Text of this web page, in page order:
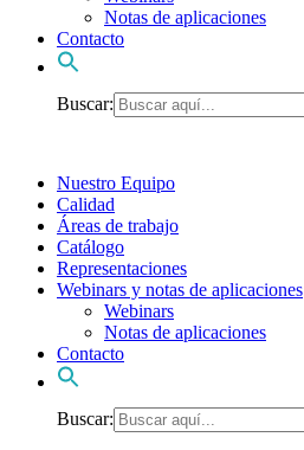
Notas de aplicaciones
Contacto
Buscar:
Nuestro Equipo
Calidad
Áreas de trabajo
Catálogo
Representaciones
Webinars y notas de aplicaciones
Webinars
Notas de aplicaciones
Contacto
Buscar: